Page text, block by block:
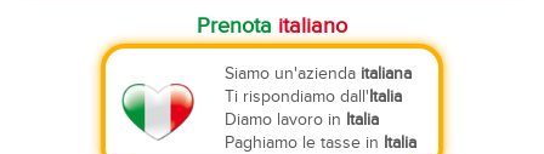
Prenota italiano
Siamo un'azienda italiana
Ti rispondiamo dall'Italia
Diamo lavoro in Italia
Paghiamo le tasse in Italia